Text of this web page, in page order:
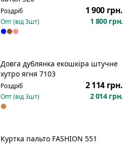
Роздріб 1 900 грн.
Опт (від3шт) 1 800 грн.
Довга дублянка екошкіра штучне
хутро ягня 7103
Роздріб 2 114 грн.
Опт (від3шт) 2 014 грн.
Куртка пальто FASHION 551